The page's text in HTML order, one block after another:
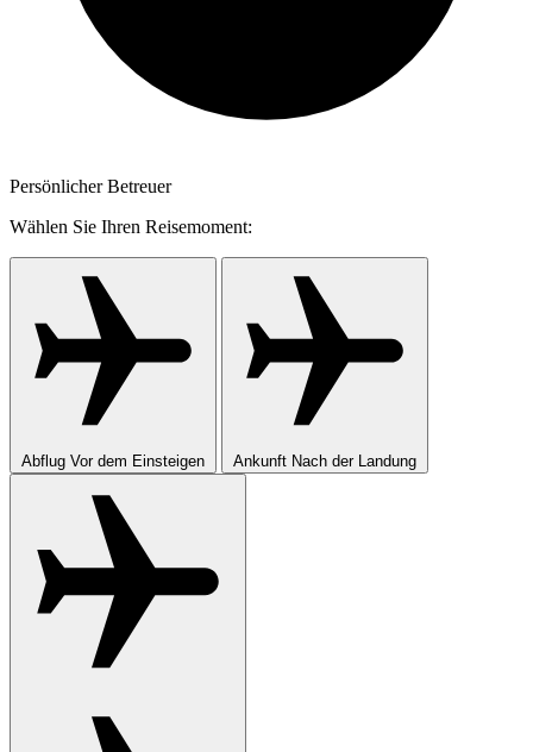
Persönlicher Betreuer
Wählen Sie Ihren Reisemoment:
Abflug Vor dem Einsteigen Ankunft Nach der Landung